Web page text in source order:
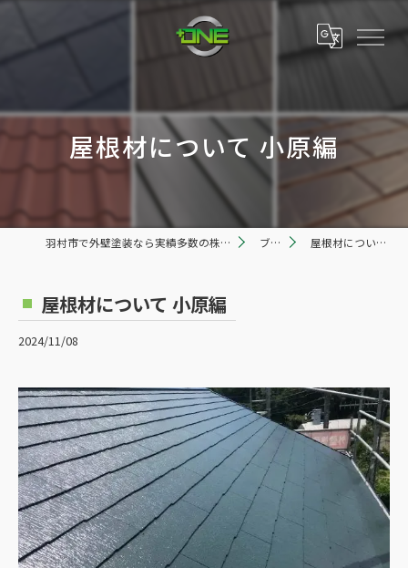
屋根材について 小原編
羽村市で外壁塗装なら実績多数の株式会社プラスワン ブログ 屋根材について 小原編
屋根材について 小原編
2024/11/08